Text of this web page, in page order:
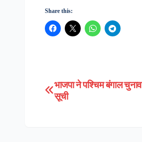
Share this:
Post
भाजपा ने पश्चिम बंगाल
सूची